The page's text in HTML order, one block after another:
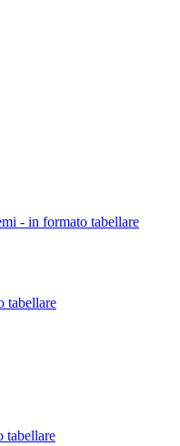
- in formato tabellare
tabellare
tabellare